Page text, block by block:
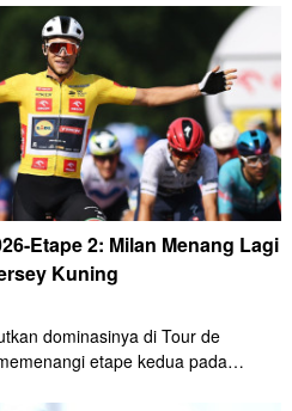
8).
Etape 2: Milan Menang Lagi
Kuning
dominasinya di Tour de
etape kedua pada